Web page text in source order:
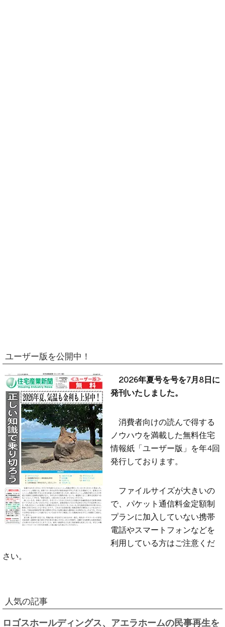
ユーザー版を公開中！
2026年夏号を号を7月8日に
発刊いたしました。
消費者向けの読んで得する
ノウハウを満載した無料住宅
情報紙「ユーザー版」を年4回
発行しております。
ファイルサイズが大きいの
で、パケット通信料金定額制
プランに加入していない携帯
電話やスマートフォンなどを
利用している方はご注意くだ
さい。
人気の記事
ロゴスホールディングス、アエラホームの民事再生を